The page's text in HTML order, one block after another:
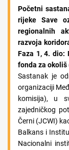
Početni
rijeke Save
regionalnih
razvoja
Faza 1, 4. dio:
fonda za okoliš
Sastanak je
organizaciji
komisija), u
zajedničkog
Černi (JCWI)
Balkans i
Nacionalni